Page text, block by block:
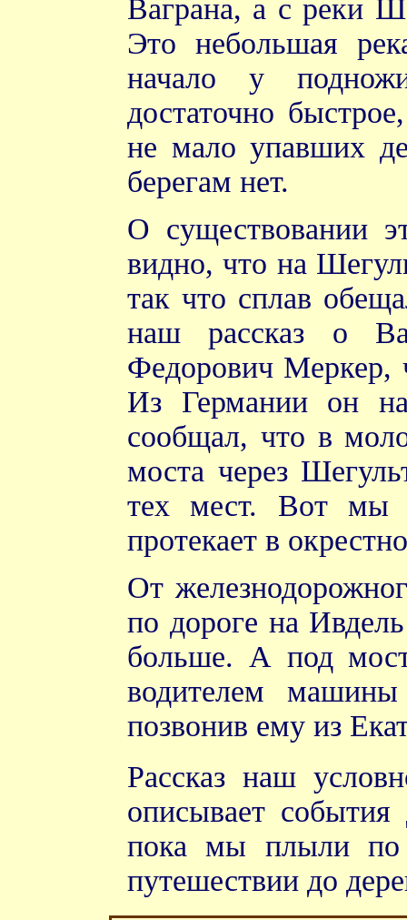
Ваграна, а с реки
Это небольшая
начало у
достаточно
не мало упавших
берегам нет.
О существовании
видно, что на
так что сплав
наш рассказ о
Федорович Меркер,
Из Германии он
сообщал, что в
моста через
тех мест. Вот мы
протекает в
От
по дороге на
больше. А под
водителем
позвонив ему из
Рассказ наш
описывает
пока мы плыли по
путешествии до